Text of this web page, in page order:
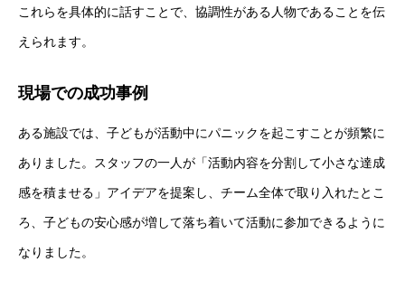
これらを具体的に話すことで、協調性がある人物であることを伝
えられます。
現場での成功事例
ある施設では、子どもが活動中にパニックを起こすことが頻繁に
ありました。スタッフの一人が「活動内容を分割して小さな達成
感を積ませる」アイデアを提案し、チーム全体で取り入れたとこ
ろ、子どもの安心感が増して落ち着いて活動に参加できるように
なりました。